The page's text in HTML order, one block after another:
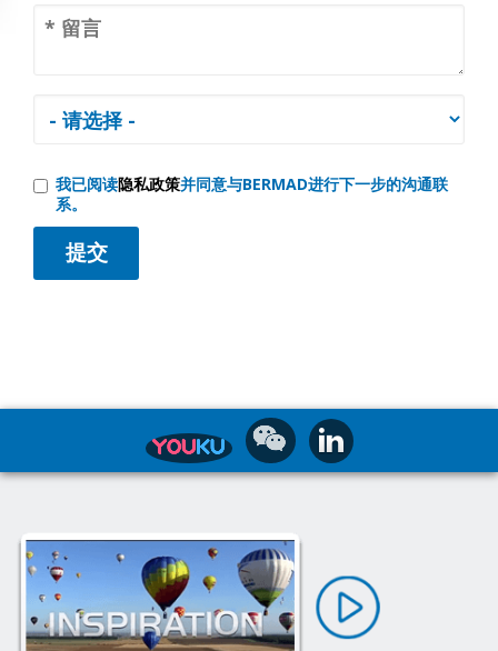
我已阅读隐私政策并同意与BERMAD进行下一步的沟通联
系。